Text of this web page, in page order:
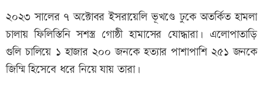
২০২৩ সালের ৭ অক্টোবর ইসরায়েলি ভূখণ্ডে ঢুকে অতর্কিত হামলা
চালায় ফিলিস্তিনি সশস্ত্র গোষ্ঠী হামাসের যোদ্ধারা। এলোপাতাড়ি
গুলি চালিয়ে ১ হাজার ২০০ জনকে হত্যার পাশাপাশি ২৫১ জনকে
জিম্মি হিসেবে ধরে নিয়ে যায় তারা।